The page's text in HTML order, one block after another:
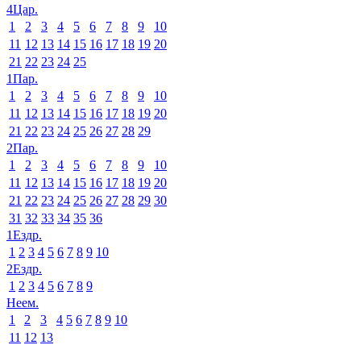
4Цар.
1
2 3 4 5 6 7 8 9
10
11 12 13 14 15 16 17 18 19 20
21 22 23 24 25
1Пар.
1
2 3 4 5 6 7 8 9
10
11 12 13 14 15 16 17 18 19 20
21 22 23 24 25 26 27 28 29
2Пар.
1
2 3 4 5 6 7 8 9
10
11 12 13 14 15 16 17 18 19 20
21 22 23 24 25 26 27 28 29 30
31 32 33 34 35 36
1Ездр.
1 2 3 4 5 6 7 8 9 10
2Ездр.
1 2 3 4 5 6 7 8 9
Неем.
1
2 3 4 5 6 7 8 9 10
11 12 13